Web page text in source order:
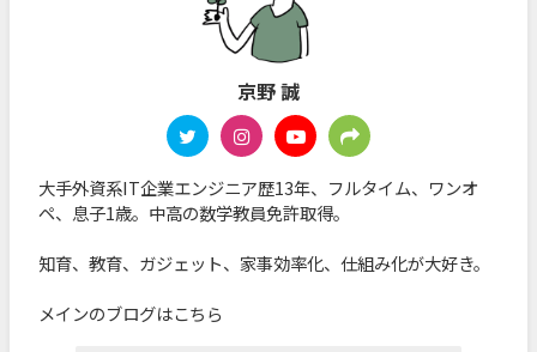
京野 誠
大手外資系IT企業エンジニア歴13年、フルタイム、ワンオ
ペ、息子1歳。中高の数学教員免許取得。
知育、教育、ガジェット、家事効率化、仕組み化が大好き。
メインのブログはこちら